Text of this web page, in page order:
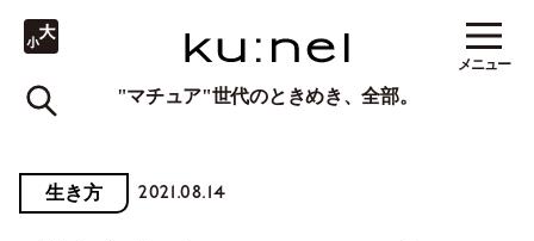
"マチュア"世代のときめき、全部。
メニュー
生き方 2021.08.14